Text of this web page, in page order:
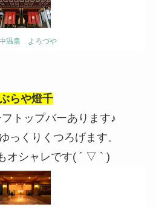
温泉 よろづや
らや燈千
トップバーあります♪
っくりくつろげます。
オシャレです( ´ ▽ ` )